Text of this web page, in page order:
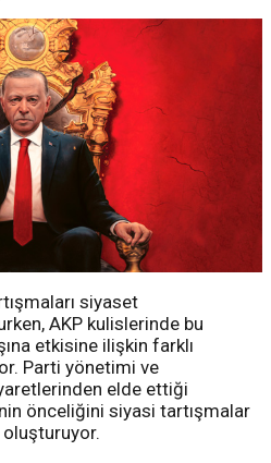
siyaset
AKP kulislerinde bu
etkisine ilişkin farklı
Parti yönetimi ve
elde ettiği
önceliğini siyasi tartışmalar